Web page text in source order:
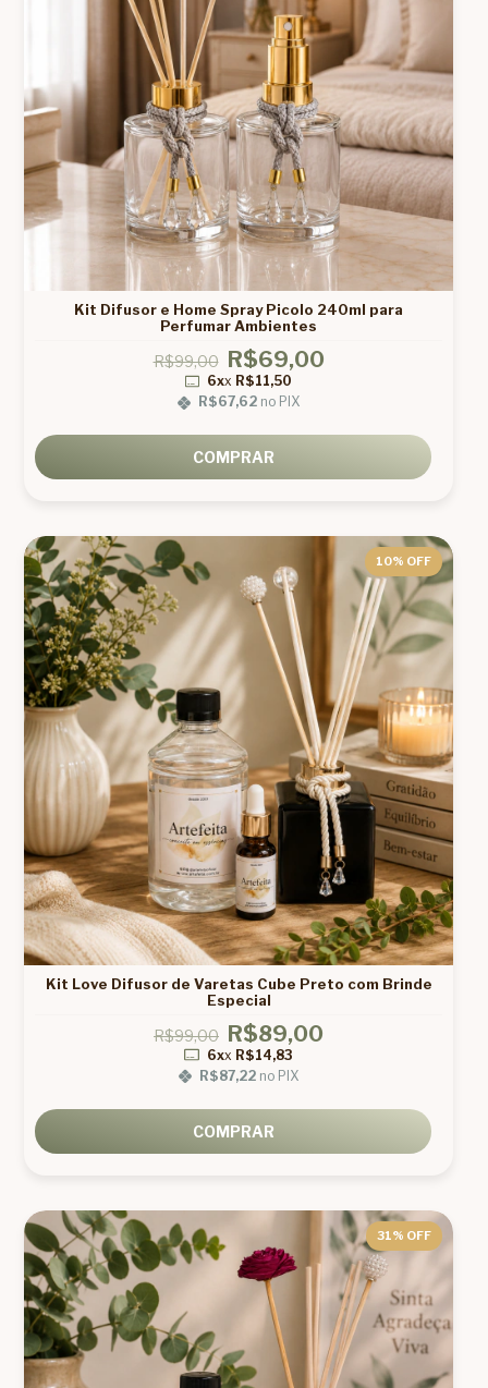
Kit Difusor e Home Spray Picolo 240ml para
Perfumar Ambientes
R$99,00 R$69,00
6xx R$11,50
R$67,62 no PIX
COMPRAR
10% OFF
Kit Love Difusor de Varetas Cube Preto com Brinde
Especial
R$99,00 R$89,00
6xx R$14,83
R$87,22 no PIX
COMPRAR
31% OFF